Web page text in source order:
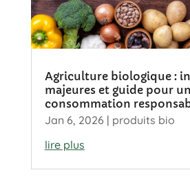
Agriculture biologique :
majeures et guide pour
consommation
Jan 6, 2026 | produits bio
lire plus